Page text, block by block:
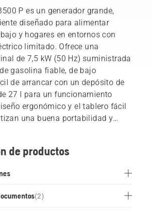
P es un generador grande,
diseñado para alimentar
y hogares en entornos con
limitado. Ofrece una
de 7,5 kW (50 Hz) suministrada
gasolina fiable, de bajo
de arrancar con un depósito de
27 l para un funcionamiento
ergonómico y el tablero fácil
una buena portabilidad y
de productos
(2)